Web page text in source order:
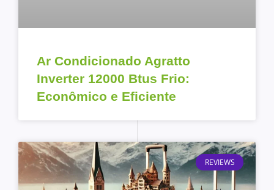
Ar Condicionado Agratto
Inverter 12000 Btus Frio:
Econômico e Eficiente
REVIEWS